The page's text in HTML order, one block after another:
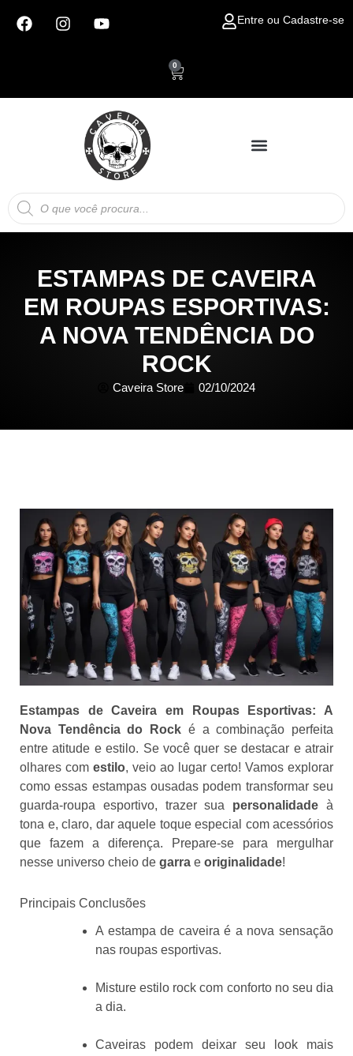
para
F
a
o
I
n
g
Y
o
b
e
Entre ou Cadastre-se
0
Carrinho
Pesquisar
produtos
ESTAMPAS DE CAVEIRA
EM ROUPAS ESPORTIVAS:
A NOVA TENDÊNCIA DO
ROCK
Caveira Store 02/10/2024
Estampas de Caveira em Roupas Esportivas: A
Nova Tendência do Rock é a combinação perfeita
entre atitude e estilo. Se você quer se destacar e atrair
olhares com estilo, veio ao lugar certo! Vamos explorar
como essas estampas ousadas podem transformar seu
guarda-roupa esportivo, trazer sua personalidade à
tona e, claro, dar aquele toque especial com acessórios
que fazem a diferença. Prepare-se para mergulhar
nesse universo cheio de garra e originalidade!
Principais Conclusões
A estampa de caveira é a nova sensação
nas roupas esportivas.
Misture estilo rock com conforto no seu dia
a dia.
Caveiras podem deixar seu look mais